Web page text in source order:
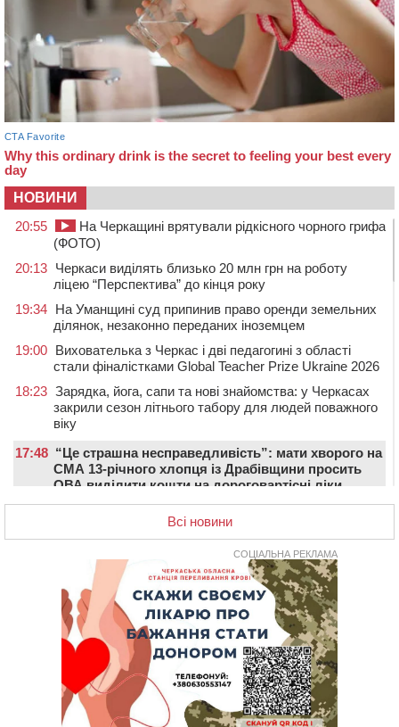
НОВИНИ
20:55
На Черкащині врятували рідкісного чорного грифа
(ФОТО)
20:13 Черкаси виділять близько 20 млн грн на роботу
ліцею “Перспектива” до кінця року
19:34 На Уманщині суд припинив право оренди земельних
ділянок, незаконно переданих іноземцем
19:00 Вихователька з Черкас і дві педагогині з області
стали фіналістками Global Teacher Prize Ukraine 2026
18:23 Зарядка, йога, сапи та нові знайомства: у Черкасах
закрили сезон літнього табору для людей поважного
віку
17:48 “Це страшна несправедливість”: мати хворого на
СМА 13-річного хлопця із Драбівщини просить
ОВА виділити кошти на дороговартісні ліки
На Уманщині судитимуть колишню очільницю відділу
освіти через закупівлю електрики за завищеною
У Черкасах провели в останню путь двох
загиблих воїнів
До 1 вересня у Черкасах оновлюють дорожню
розмітку біля навчальних закладів (ФОТОФАКТ)
На честь загиблого захисника і чемпіона світу в
Черкасах відкрили спортивно-реабілітаційний центр
На Звенигородщині, попри заборону міськради,
проведуть “Ше.Fest”
Всі новини
СОЦІАЛЬНА РЕКЛАМА